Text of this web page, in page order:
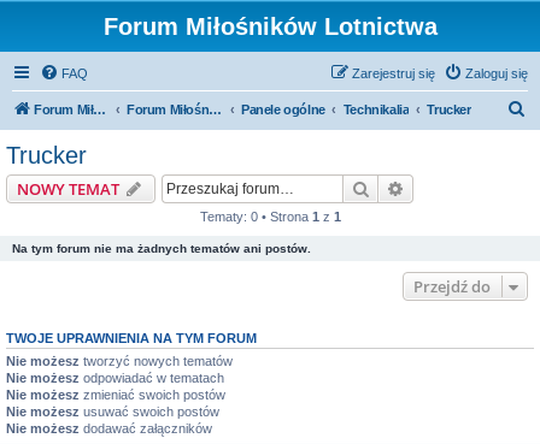
Forum Miłośników Lotnictwa
FAQ Zaloguj się
Zarejestruj się
Forum Miłośników Lotnictwa Forum Miłośników Lotnictwa Panele ogólne Technikalia Trucker
Trucker
NOWY TEMAT Szukaj
Tematy: 0 • Strona 1 z 1
Na tym forum nie ma żadnych tematów ani postów.
Przejdź do
TWOJE UPRAWNIENIA NA TYM FORUM
Nie możesz tworzyć nowych tematów
Nie możesz odpowiadać w tematach
Nie możesz zmieniać swoich postów
Nie możesz usuwać swoich postów
Nie możesz dodawać załączników